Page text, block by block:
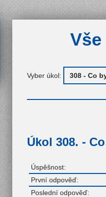
Vyber úkol:
Úkol 308. -
Úspěšnost:
První odpověď:
Poslední odpověď: